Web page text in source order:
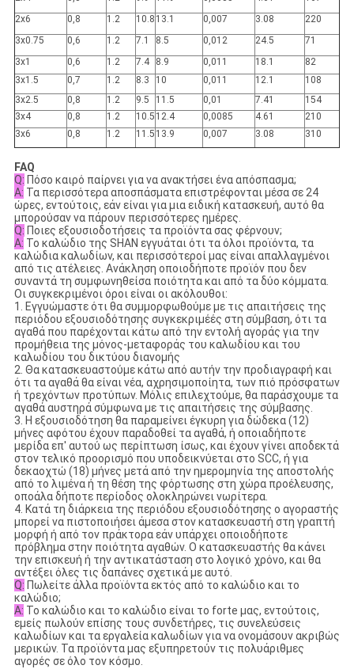
2x6
0,8 1.2 10.8 13.1 0,007 3.08
220
3x0.75
0,6 1.2 7.1 8.5 0,012 24.5
71
3x1
0,6 1.2 7.4 8.9 0,011 18.1
82
3x1.5
0,7 1.2 8.3 10 0,011 12.1
108
3x2.5
0,8 1.2 9.5 11.5 0,01 7.41
154
3x4
0,8 1.2 10.5 12.4 0,0085 4.61
210
3x6
0,8 1.2 11.5 13.9 0,007 3.08 310
FAQ
Q: Πόσο καιρό παίρνει για να ανακτήσει ένα απόσπασμα;
Α: Τα περισσότερα αποσπάσματα επιστρέφονται μέσα σε 24
ώρες, εντούτοις, εάν είναι για μια ειδική κατασκευή, αυτό θα
μπορούσαν να πάρουν περισσότερες ημέρες.
Q: Ποιες εξουσιοδοτήσεις τα προϊόντα σας φέρνουν;
Α: Το καλώδιο της SHAN εγγυάται ότι τα όλοι προϊόντα, τα
καλώδια καλωδίων, και περισσότεροί μας είναι απαλλαγμένοι
από τις ατέλειες. Ανάκληση οποιοδήποτε προϊόν που δεν
συναντά τη συμφωνηθείσα ποιότητα και από τα δύο κόμματα.
Οι συγκεκριμένοι όροι είναι οι ακόλουθοι:
1. Εγγυώμαστε ότι θα συμμορφωθούμε με τις απαιτήσεις της
περιόδου εξουσιοδότησης συγκεκριμέές στη σύμβαση, ότι τα
αγαθά που παρέχονται κάτω από την εντολή αγοράς για την
προμήθεια της μόνος-μεταφοράς του καλωδίου και του
καλωδίου του δικτύου διανομής
2. Θα κατασκευαστούμε κάτω από αυτήν την προδιαγραφή και
ότι τα αγαθά θα είναι νέα, αχρησιμοποίητα, των πιό πρόσφατων
ή τρεχόντων προτύπων. Μόλις επιλεχτούμε, θα παράσχουμε τα
αγαθά αυστηρά σύμφωνα με τις απαιτήσεις της σύμβασης.
3. Η εξουσιοδότηση θα παραμείνει έγκυρη για δώδεκα (12)
μήνες αφότου έχουν παραδοθεί τα αγαθά, ή οποιαδήποτε
μερίδα επ' αυτού ως περίπτωση ίσως, και έχουν γίνει αποδεκτά
στον τελικό προορισμό που υποδεικνύεται στο SCC, ή για
δεκαοχτώ (18) μήνες μετά από την ημερομηνία της αποστολής
από το λιμένα ή τη θέση της φόρτωσης στη χώρα προέλευσης,
οποάλα δήποτε περίοδος ολοκληρώνει νωρίτερα.
4. Κατά τη διάρκεια της περιόδου εξουσιοδότησης ο αγοραστής
μπορεί να πιστοποιήσει άμεσα στον κατασκευαστή στη γραπτή
μορφή ή από τον πράκτορα εάν υπάρχει οποιοδήποτε
πρόβλημα στην ποιότητα αγαθών. Ο κατασκευαστής θα κάνει
την επισκευή ή την αντικατάσταση στο λογικό χρόνο, και θα
αντέξει όλες τις δαπάνες σχετικά με αυτό.
Q: Πωλείτε άλλα προϊόντα εκτός από το καλώδιο και το
καλώδιο;
Α: Το καλώδιο και το καλώδιο είναι το forte μας, εντούτοις,
εμείς πωλούν επίσης τους συνδετήρες, τις συνελεύσεις
καλωδίων και τα εργαλεία καλωδίων για να ονομάσουν ακριβώς
μερικών. Τα προϊόντα μας εξυπηρετούν τις πολυάριθμες
αγορές σε όλο τον κόσμο.